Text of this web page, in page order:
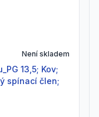
Není skladem
spínací člen;